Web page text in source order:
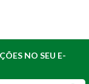
NO SEU E-